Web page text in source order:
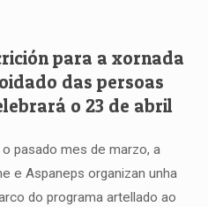
para a xornada
das persoas
o 23 de abril
pasado mes de marzo, a
e Aspaneps organizan unha
do programa artellado ao